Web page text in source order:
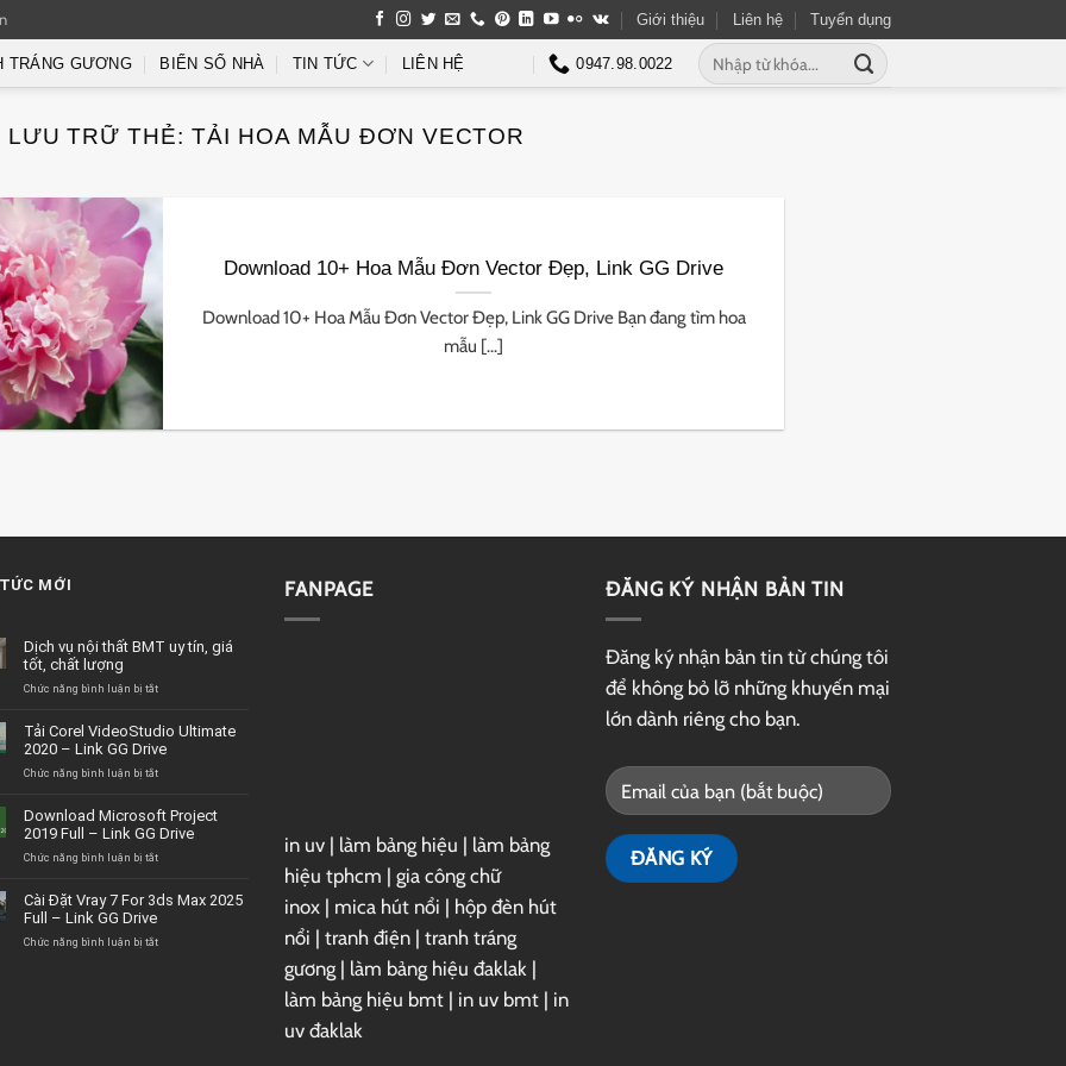
Giới thiệu Liên hệ Tuyển dụng
TRÁNG GƯƠNG BIỂN SỐ NHÀ TIN TỨC LIÊN HỆ 0947.98.0022
Tìm
kiếm:
LƯU TRỮ THẺ:TẢI HOA MẪU ĐƠN VECTOR
Download 10+ Hoa Mẫu Đơn Vector Đẹp, Link GG Drive
Download 10+ Hoa Mẫu Đơn Vector Đẹp, Link GG Drive Bạn đang tìm hoa
mẫu [...]
MỚI
Dịch vụ nội thất BMT uy tín, giá
tốt, chất lượng
Chức năng bình luận bị tắtở
nội
thất
BMT
giá
tốt,
chất
Tải Corel VideoStudio Ultimate
2020 – Link GG Drive
Chức năng bình luận bị tắtở
VideoStudio
Ultimate
2020
GG
Download Microsoft Project
2019 Full – Link GG Drive
Chức năng bình luận bị tắtở
Project
Full
Cài Đặt Vray 7 For 3ds Max 2025
Full – Link GG Drive
Chức năng bình luận bị tắtở
FANPAGE
in uv | làm bảng hiệu | làm bảng
hiệu tphcm | gia công chữ
inox | mica hút nổi | hộp đèn hút
nổi | tranh điện | tranh tráng
gương | làm bảng hiệu đaklak |
làm bảng hiệu bmt | in uv bmt | in
uv đaklak
ĐĂNG KÝ NHẬN BẢN TIN
Đăng ký nhận bản tin từ chúng tôi
để không bỏ lỡ những khuyến mại
lớn dành riêng cho bạn.